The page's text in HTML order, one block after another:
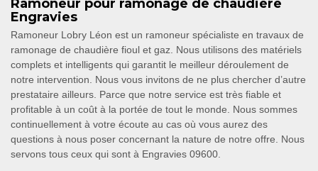
Ramoneur pour ramonage de chaudière
Engravies
Ramoneur Lobry Léon est un ramoneur spécialiste en travaux de
ramonage de chaudière fioul et gaz. Nous utilisons des matériels
complets et intelligents qui garantit le meilleur déroulement de
notre intervention. Nous vous invitons de ne plus chercher d’autre
prestataire ailleurs. Parce que notre service est très fiable et
profitable à un coût à la portée de tout le monde. Nous sommes
continuellement à votre écoute au cas où vous aurez des
questions à nous poser concernant la nature de notre offre. Nous
servons tous ceux qui sont à Engravies 09600.